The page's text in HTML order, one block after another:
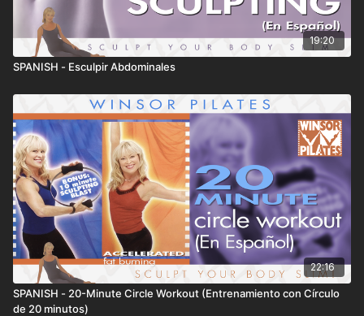
19:20
SPANISH - Esculpir Abdominales
22:16
SPANISH - 20-Minute Circle Workout (Entrenamiento con Círculo
de 20 minutos)